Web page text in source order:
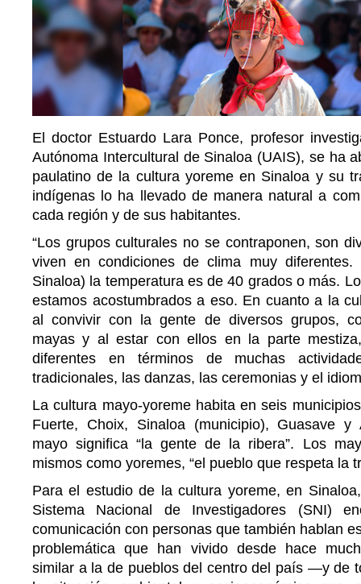
El doctor Estuardo Lara Ponce, profesor
Autónoma Intercultural de Sinaloa (UAIS), se ha
paulatino de la cultura yoreme en Sinaloa y su
indígenas lo ha llevado de manera natural a
cada región y de sus habitantes.
“Los grupos culturales no se contraponen, son
viven en condiciones de clima muy
Sinaloa) la temperatura es de 40 grados o más.
estamos acostumbrados a eso. En cuanto a la
al convivir con la gente de diversos grupos,
mayas y al estar con ellos en la parte
diferentes en términos de muchas
tradicionales, las danzas, las ceremonias y el
La cultura mayo-yoreme habita en seis
Fuerte, Choix, Sinaloa (municipio), Guasave y
mayo significa “la gente de la ribera”. Los
mismos como yoremes, “el pueblo que respeta la
Para el estudio de la cultura yoreme, en
Sistema Nacional de Investigadores (SNI)
comunicación con personas que también hablan
problemática que han vivido desde hace
similar a la de pueblos del centro del país —y de